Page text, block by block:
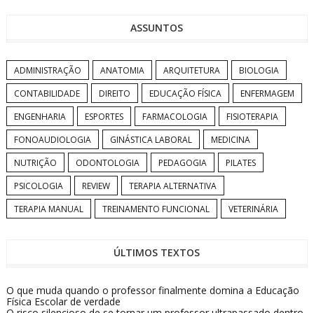
ASSUNTOS
ADMINISTRAÇÃO ANATOMIA ARQUITETURA
BIOLOGIA
CONTABILIDADE
DIREITO EDUCAÇÃO FÍSICA
ENFERMAGEM
ENGENHARIA
ESPORTES FARMACOLOGIA
FISIOTERAPIA
FONOAUDIOLOGIA
GINÁSTICA LABORAL
MEDICINA
NUTRIÇÃO
ODONTOLOGIA PEDAGOGIA
PILATES
PSICOLOGIA
REVIEW
TERAPIA ALTERNATIVA
TERAPIA MANUAL
TREINAMENTO FUNCIONAL VETERINÁRIA
ÚLTIMOS TEXTOS
O que muda quando o professor finalmente domina a Educação
Física Escolar de verdade